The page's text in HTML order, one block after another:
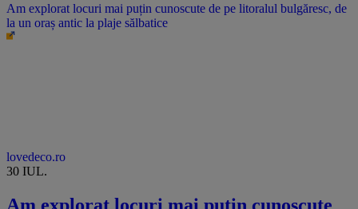
Am explorat locuri mai puțin cunoscute de pe litoralul bulgăresc, de
la un oraș antic la plaje sălbatice
lovedeco.ro
30 IUL.
Am explorat locuri mai puțin cunoscute